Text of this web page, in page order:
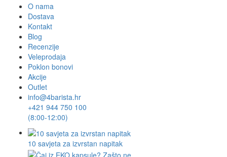
O nama
Dostava
Kontakt
Blog
Recenzije
Veleprodaja
Poklon bonovi
Akcije
Outlet
info@4barista.hr
+421 944 750 100
(8:00-12:00)
10 savjeta za izvrstan napitak